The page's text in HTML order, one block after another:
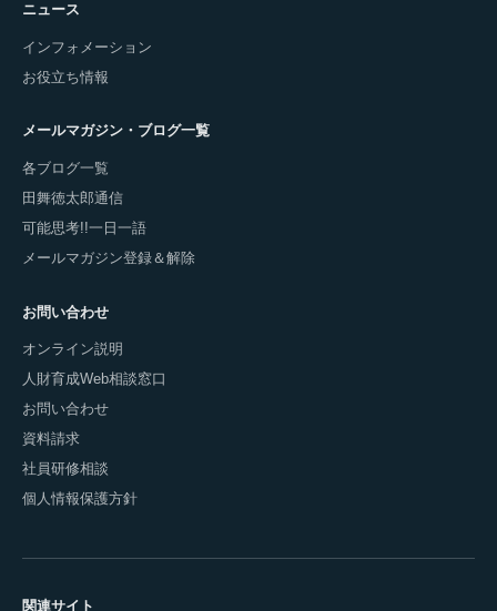
ニュース
インフォメーション
お役立ち情報
メールマガジン・ブログ一覧
各ブログ一覧
田舞徳太郎通信
可能思考!!一日一語
メールマガジン登録＆解除
お問い合わせ
オンライン説明
人財育成Web相談窓口
お問い合わせ
資料請求
社員研修相談
個人情報保護方針
関連サイト